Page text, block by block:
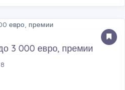
3 000 евро, премии